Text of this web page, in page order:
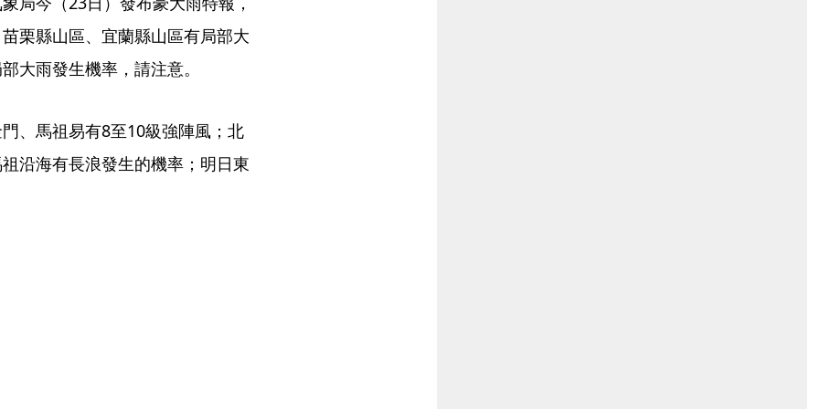
栗縣山區、宜蘭縣山區有局部大
大雨發生機率，請注意。
、馬祖易有8至10級強陣風；北
沿海有長浪發生的機率；明日東